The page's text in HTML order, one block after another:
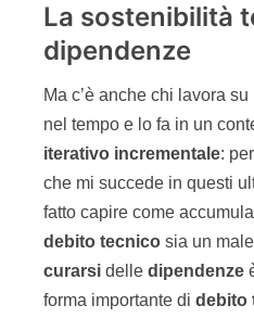
La sostenibilità
dipendenze
Ma c’è anche chi lavora
nel tempo e lo fa in un
iterativo incrementale:
che mi succede in questi
fatto capire come
debito tecnico sia un
curarsi delle dipendenze
forma importante di debito